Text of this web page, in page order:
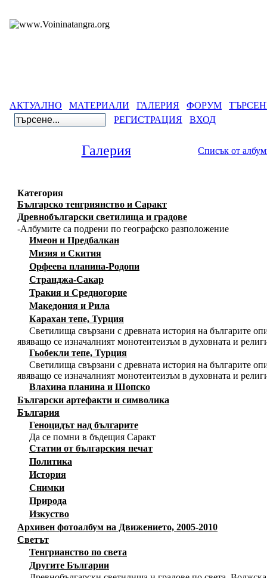
АКТУАЛНО МАТЕРИАЛИ ГАЛЕРИЯ ФОРУМ
РЕГИСТРАЦИЯ
ВХОД
Галерия Списък от
Категория
Българско тенгриянство и Саракт
Древнобългарски светилища и градове
-Албумите са подрени по географско разположение
Имеон и Предбалкан
Мизия и Скития
Орфеева планина-Родопи
Странджа-Сакар
Тракия и Средногорие
Македония и Рила
Карахан тепе, Турция
Светилища свързани с древната история на българите
явяващо се изначалният монотеитеизъм в духовната и
Гьобекли тепе, Турция
Светилища свързани с древната история на българите
явяващо се изначалният монотеитеизъм в духовната и
Влахина планина и Шопско
Български артефакти и символика
България
Геноцидът над българите
Да се помни в бъдещия Саракт
Статии от българския печат
Политика
История
Снимки
Природа
Изкуство
Архивен фотоалбум на Движението, 2005-2010
Светът
Тенгрианство по света
Другите Българии